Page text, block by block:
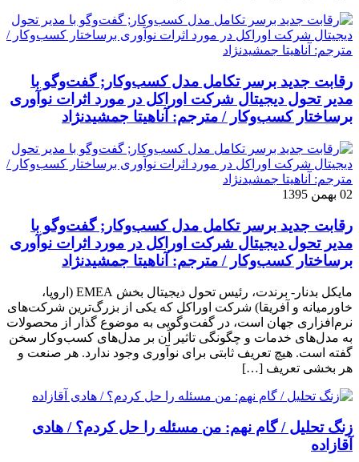
رقابت جدید برسر تکامل مدل کسب‌و‌کار; گفت‌وگو با
مدیر تحول دیجیتال شرکت اوراکل در مورد اثرات نوآوری
برساختار کسب‌وکار / مترجم: آناهیتا جمشیدنژاد
02 بهمن 1395
رقابت جدید برسر تکامل مدل کسب‌و‌کار; گفت‌وگو با
مدیر تحول دیجیتال شرکت اوراکل در مورد اثرات نوآوری
برساختار کسب‌وکار / مترجم: آناهیتا جمشیدنژاد
مایکل بدنار- برندت، رئیس تحول دیجیتال بخش EMEA (اروپا،
خاورمیانه و آفریقا) شرکت اوراکل که یکی از بزرگ‌ترین شرکت‌های
نرم‌افزاری جهان است، در گفت‌وگویی به موضوع گذار از محصولات
به مدل‌های خدمات و چگونگی تاثیر آن بر مدل‌های کسب‌و‌کار سخن
گفته است. هیچ تعریف ثابتی برای نوآوری وجود ندارد. هر صنعت و
هر بخشی تعریف […]
زنگ تحلیل / گام نهم: من مسئله را حل کردم؟ / هادی
آقازاده